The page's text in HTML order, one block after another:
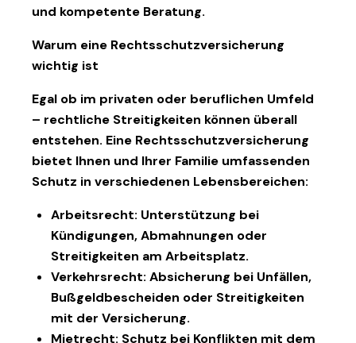
und kompetente Beratung.
Warum eine Rechtsschutzversicherung
wichtig ist
Egal ob im privaten oder beruflichen Umfeld
– rechtliche Streitigkeiten können überall
entstehen. Eine Rechtsschutzversicherung
bietet Ihnen und Ihrer Familie umfassenden
Schutz in verschiedenen Lebensbereichen:
Arbeitsrecht: Unterstützung bei
Kündigungen, Abmahnungen oder
Streitigkeiten am Arbeitsplatz.
Verkehrsrecht: Absicherung bei Unfällen,
Bußgeldbescheiden oder Streitigkeiten
mit der Versicherung.
Mietrecht: Schutz bei Konflikten mit dem